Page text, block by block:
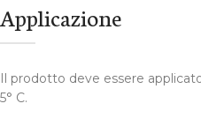
Applicazione
Il prodotto deve essere
5° C.